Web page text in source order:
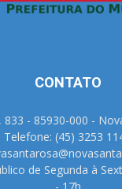
CONTATO
833 - 85930-000 -
Telefone: (45) 3253
de Segunda à